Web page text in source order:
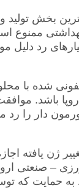
بخش تولید
بهداشتی
رد دلیل
شده با
اروپا باشد.
دار را رد
ارگانیسم تغییر
– صنعتی
به حمایت که